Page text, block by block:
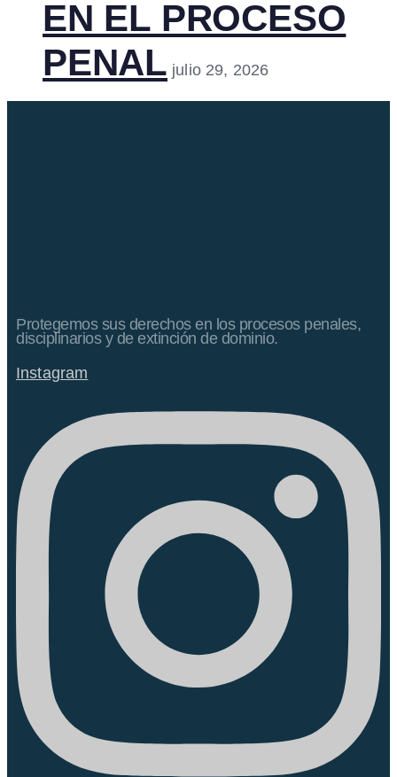
EN EL PROCESO
PENAL julio 29, 2026
Protegemos sus derechos en los procesos penales,
disciplinarios y de extinción de dominio.
Instagram